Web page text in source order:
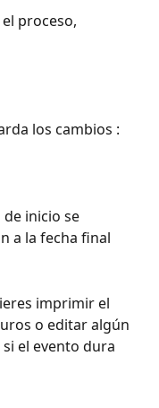
proceso,
los cambios :
inicio se
a la fecha final
imprimir el
o editar algún
el evento dura